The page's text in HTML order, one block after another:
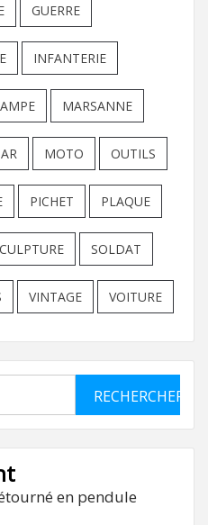
GUERRE
INFANTERIE
MARSANNE
MOTO OUTILS
PICHET PLAQUE
SOLDAT
VINTAGE VOITURE
en pendule